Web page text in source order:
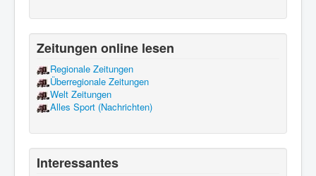
Zeitungen online lesen
Regionale Zeitungen
Überregionale Zeitungen
Welt Zeitungen
Alles Sport (Nachrichten)
Interessantes